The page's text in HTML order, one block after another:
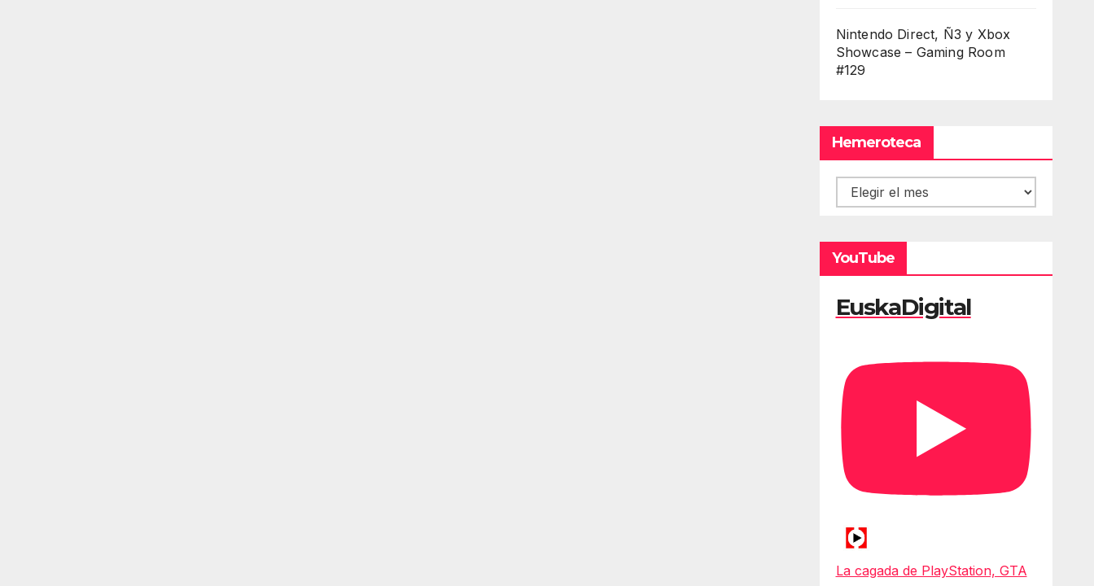
Nintendo Direct, Ñ3 y Xbox
Showcase – Gaming Room
#129
Hemeroteca
Hemeroteca
YouTube
EuskaDigital
La cagada de PlayStation, GTA